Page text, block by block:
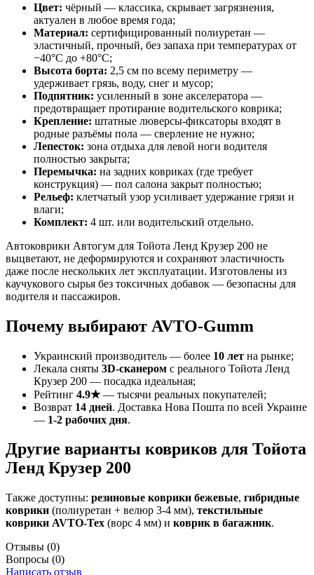
Цвет: чёрный — классика, скрывает загрязнения,
актуален в любое время года;
Материал: сертифицированный полиуретан —
эластичный, прочный, без запаха при температурах от
−40°C до +80°C;
Высота борта: 2,5 см по всему периметру —
удерживает грязь, воду, снег и мусор;
Подпятник: усиленный в зоне акселератора —
предотвращает протирание водительского коврика;
Крепление: штатные люверсы-фиксаторы входят в
родные разъёмы пола — сверление не нужно;
Лепесток: зона отдыха для левой ноги водителя
полностью закрыта;
Перемычка: на задних ковриках (где требует
конструкция) — пол салона закрыт полностью;
Рельеф: клетчатый узор усиливает удержание грязи и
влаги;
Комплект: 4 шт. или водительский отдельно.
Автоковрики Автогум для Тойота Ленд Крузер 200 не
выцветают, не деформируются и сохраняют эластичность
даже после нескольких лет эксплуатации. Изготовлены из
каучукового сырья без токсичных добавок — безопасны для
водителя и пассажиров.
Почему выбирают AVTO-Gumm
Украинский производитель — более 10 лет на рынке;
Лекала сняты 3D-сканером с реального Тойота Ленд
Крузер 200 — посадка идеальная;
Рейтинг 4.9★— тысячи реальных покупателей;
Возврат 14 дней. Доставка Нова Пошта по всей Украине
— 1-2 рабочих дня.
Другие варианты ковриков для Тойота
Ленд Крузер 200
Также доступны: резиновые коврики бежевые, гибридные
коврики (полиуретан + велюр 3-4 мм), текстильные
коврики AVTO-Tex (ворс 4 мм) и коврик в багажник.
Отзывы (0)
Вопросы (0)
Написать отзыв